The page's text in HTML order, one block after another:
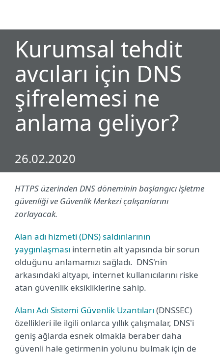
Kurumsal tehdit
avcıları için DNS
şifrelemesi ne
anlama geliyor?
26.02.2020
HTTPS üzerinden DNS döneminin başlangıcı işletme
güvenliği ve Güvenlik Merkezi çalışanlarını
zorlayacak.
Alan adı hizmeti (DNS) saldırılarının
yaygınlaşması internetin alt yapısında bir sorun
olduğunu anlamamızı sağladı. DNS'nin
arkasındaki altyapı, internet kullanıcılarını riske
atan güvenlik eksikliklerine sahip.
Alanı Adı Sistemi Güvenlik Uzantıları (DNSSEC)
özellikleri ile ilgili onlarca yıllık çalışmalar, DNS'i
geniş ağlarda esnek olmakla beraber daha
güvenli hale getirmenin yolunu bulmak için de